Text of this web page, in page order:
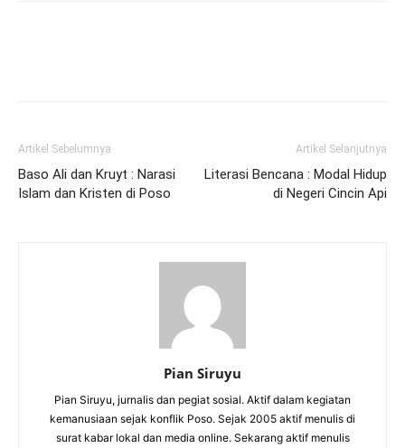
Artikel Sebelumnya
Baso Ali dan Kruyt : Narasi
Islam dan Kristen di Poso
Artikel Selanjutnya
Literasi Bencana : Modal Hidup
di Negeri Cincin Api
Pian Siruyu
Pian Siruyu, jurnalis dan pegiat sosial. Aktif dalam kegiatan
kemanusiaan sejak konflik Poso. Sejak 2005 aktif menulis di
surat kabar lokal dan media online. Sekarang aktif menulis